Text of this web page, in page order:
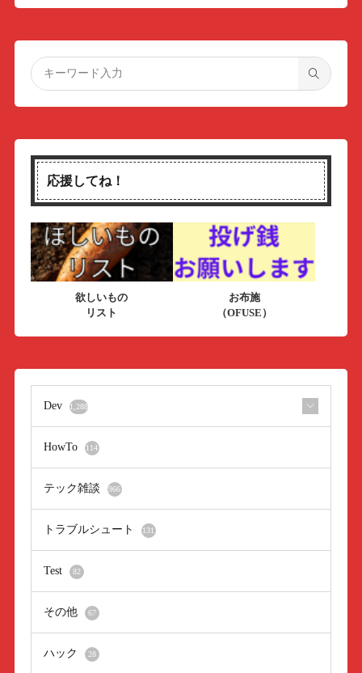
応援してね！
欲しいもの
リスト
お布施
（OFUSE）
Dev 1,288
HowTo 114
テック雑談 966
トラブルシュート 131
Test 82
その他 67
ハック 28